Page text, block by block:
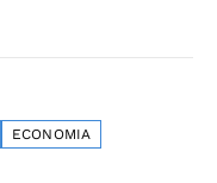
ECONOMIA